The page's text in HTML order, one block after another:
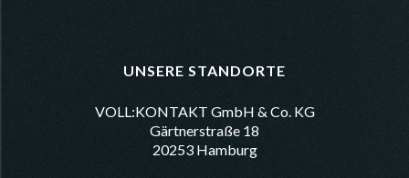
UNSERE STANDORTE
VOLL:KONTAKT GmbH & Co. KG
Gärtnerstraße 18
20253 Hamburg